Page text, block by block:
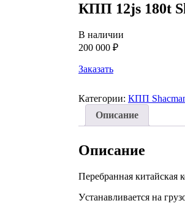
КПП 12js 180t
В наличии
200 000 ₽
Заказать
Категории: КПП
Описание
Описание
Перебранная китайская
Устанавливается на